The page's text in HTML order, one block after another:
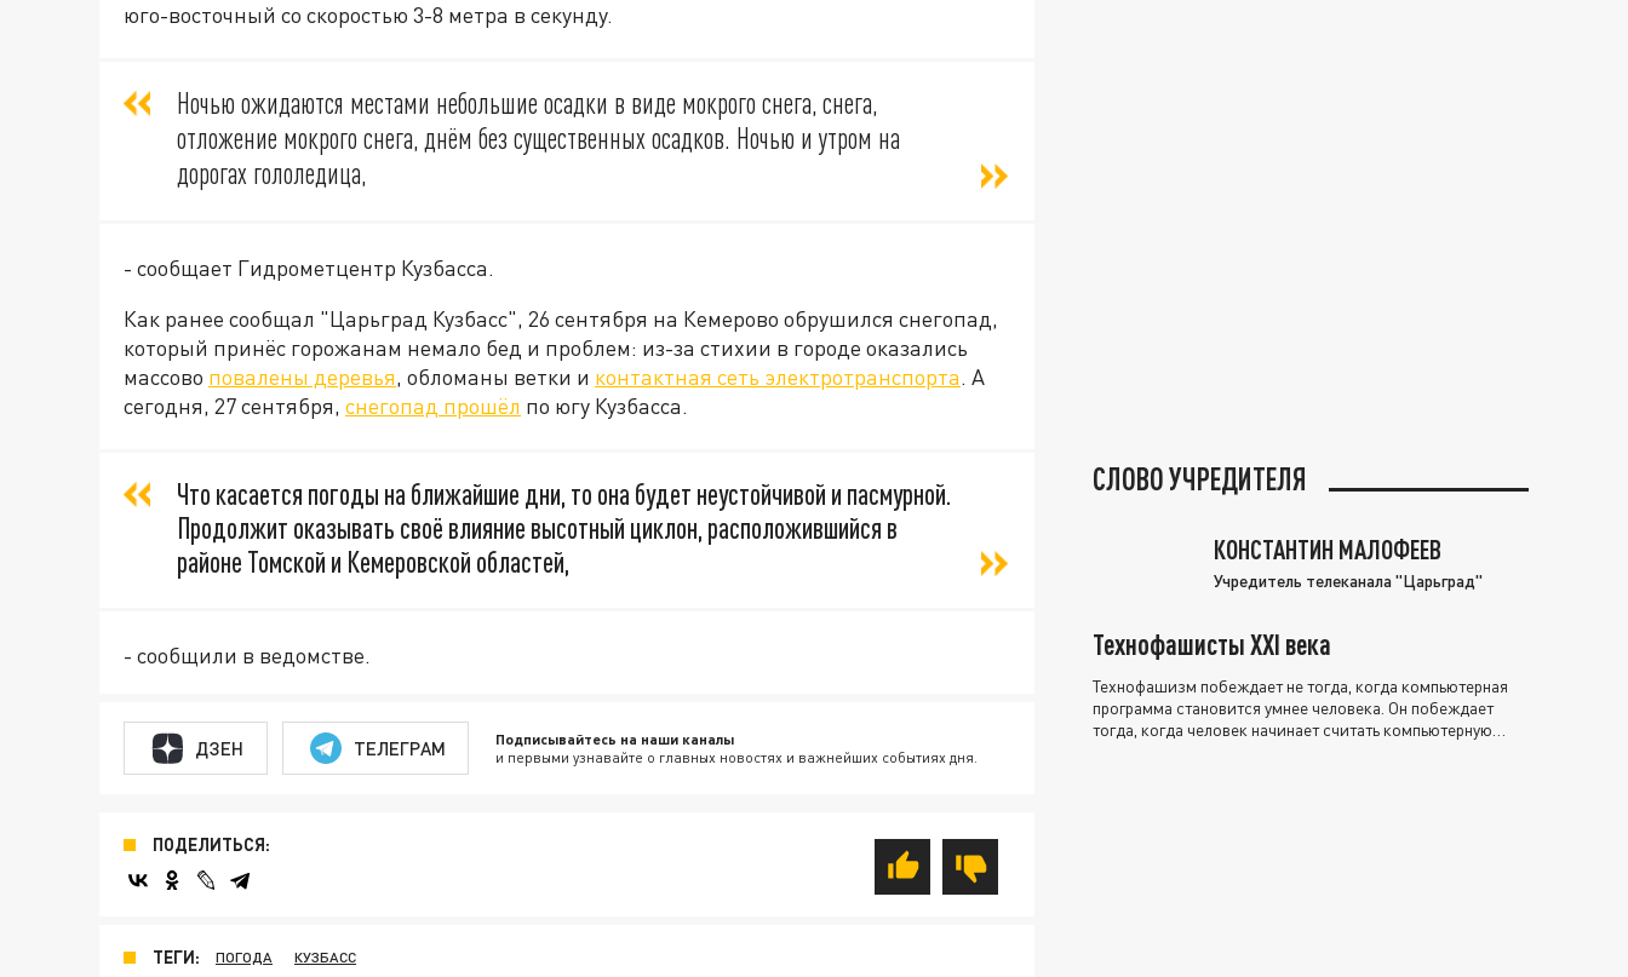
юго-восточный со скоростью 3-8 метра в секунду.
Ночью ожидаются местами небольшие осадки в виде мокрого снега, снега,
отложение мокрого снега, днём без существенных осадков. Ночью и утром на
дорогах гололедица,
- сообщает Гидрометцентр Кузбасса.
Как ранее сообщал "Царьград Кузбасс", 26 сентября на Кемерово обрушился снегопад,
который принёс горожанам немало бед и проблем: из-за стихии в городе оказались
массово повалены деревья, обломаны ветки и контактная сеть электротранспорта. А
сегодня, 27 сентября, снегопад прошёл по югу Кузбасса.
Что касается погоды на ближайшие дни, то она будет неустойчивой и пасмурной.
Продолжит оказывать своё влияние высотный циклон, расположившийся в
районе Томской и Кемеровской областей,
- сообщили в ведомстве.
ДЗЕН ТЕЛЕГРАМ Подписывайтесь на наши каналы
и первыми узнавайте о главных новостях и важнейших событиях дня.
ПОДЕЛИТЬСЯ:
ТЕГИ: ПОГОДА КУЗБАСС
СЛОВО УЧРЕДИТЕЛЯ
КОНСТАНТИН МАЛОФЕЕВ
Учредитель телеканала "Царьград"
Технофашисты XXI века
Технофашизм побеждает не тогда, когда компьютерная
программа становится умнее человека. Он побеждает
тогда, когда человек начинает считать компьютерную